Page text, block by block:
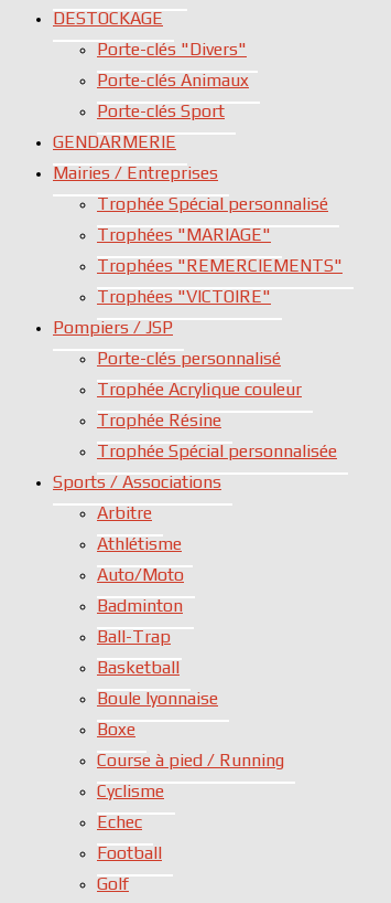
DESTOCKAGE
Porte-clés "Divers"
Porte-clés Animaux
Porte-clés Sport
GENDARMERIE
Mairies / Entreprises
Trophée Spécial personnalisé
Trophées "MARIAGE"
Trophées "REMERCIEMENTS"
Trophées "VICTOIRE"
Pompiers / JSP
Porte-clés personnalisé
Trophée Acrylique couleur
Trophée Résine
Trophée Spécial personnalisée
Sports / Associations
Arbitre
Athlétisme
Auto/Moto
Badminton
Ball-Trap
Basketball
Boule lyonnaise
Boxe
Course à pied / Running
Cyclisme
Echec
Football
Golf